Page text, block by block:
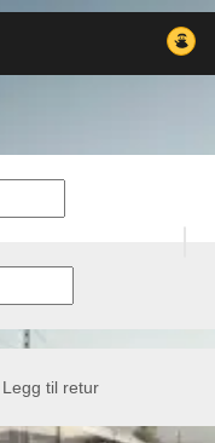
Legg til retur